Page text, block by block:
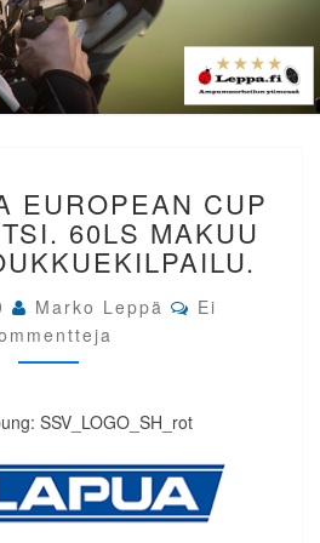
LAPUA
EUROPEAN
CUP
THUN
SVEITSI.
60LS
MAKUU
NAISET.
EUROPEAN CUP
60LS MAKUU
Marko Leppä Comments
Ei